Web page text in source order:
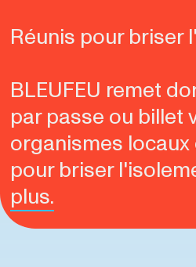
Réunis pour briser
BLEUFEU remet
par passe ou billet
organismes
pour briser
plus.